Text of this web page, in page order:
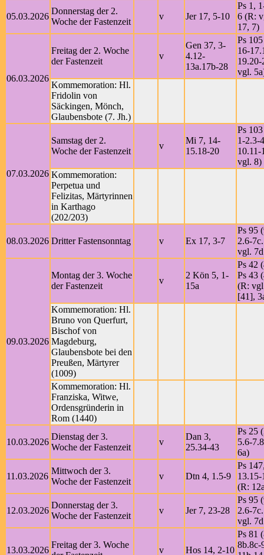
05.03.2026
Donnerstag der 2.
Woche der Fastenzeit
v Jer 17, 5-10
Ps 1,
6 (R:
17, 7)
06.03.2026
Freitag der 2. Woche
der Fastenzeit
v
Gen 37, 3-
4.12-
13a.17b-28
Ps
16-
vgl.
Kommemoration: Hl.
Fridolin von
Säckingen, Mönch,
Glaubensbote (7. Jh.)
07.03.2026
Samstag der 2.
Woche der Fastenzeit
v
Mi 7, 14-
15.18-20
Ps
1-2.3-
10.11-
vgl. 8)
Kommemoration:
Perpetua und
Felizitas, Märtyrinnen
in Karthago
(202/203)
08.03.2026 Dritter Fastensonntag v Ex 17, 3-7
Ps 95
2.6-
vgl.
09.03.2026
Montag der 3. Woche
der Fastenzeit
v
2 Kön 5, 1-
15a
Ps 42
Ps 43
(R:
[41],
Kommemoration: Hl.
Bruno von Querfurt,
Bischof von
Magdeburg,
Glaubensbote bei den
Preußen, Märtyrer
(1009)
Kommemoration: Hl.
Franziska, Witwe,
Ordensgründerin in
Rom (1440)
10.03.2026
Dienstag der 3.
Woche der Fastenzeit
v
Dan 3,
25.34-43
Ps 25
5.6-
6a)
11.03.2026
Mittwoch der 3.
Woche der Fastenzeit
v Dtn 4, 1.5-9
Ps
13.15-
(R:
12.03.2026
Donnerstag der 3.
Woche der Fastenzeit
v Jer 7, 23-28
Ps 95
2.6-
vgl.
13.03.2026
Freitag der 3. Woche
v Hos 14, 2-10
Ps 81
8b.8c-